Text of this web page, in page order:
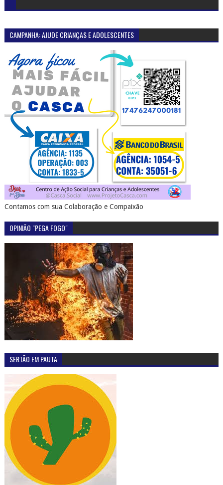
CAMPANHA: AJUDE CRIANÇAS E ADOLESCENTES
Contamos com sua Colaboração e Compaixão
OPINIÃO "PEGA FOGO"
SERTÃO EM PAUTA